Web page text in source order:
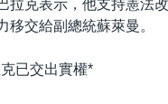
拉克表示，他支持憲法
移交給副總統蘇萊曼。
已交出實權*